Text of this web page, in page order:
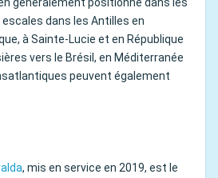
dans les Antilles en
à Sainte-Lucie et en République
vers le Brésil, en Méditerranée
peuvent également
, mis en service en 2019, est le